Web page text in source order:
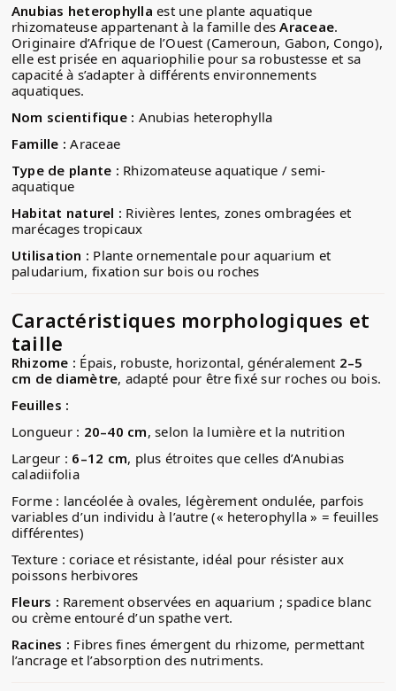
Anubias heterophylla est une plante aquatique
rhizomateuse appartenant à la famille desAraceae.
Originaire d’Afrique de l’Ouest (Cameroun, Gabon, Congo),
elle est prisée en aquariophilie pour sa robustesse et sa
capacité à s’adapter à différents environnements
aquatiques.
Nom scientifique : Anubias heterophylla
Famille : Araceae
Type de plante : Rhizomateuse aquatique / semi-
aquatique
Habitat naturel : Rivières lentes, zones ombragées et
marécages tropicaux
Utilisation : Plante ornementale pour aquarium et
paludarium, fixation sur bois ou roches
Caractéristiques morphologiques et
taille
Rhizome : Épais, robuste, horizontal, généralement 2–5
cm de diamètre, adapté pour être fixé sur roches ou bois.
Feuilles :
Longueur : 20–40 cm, selon la lumière et la nutrition
Largeur : 6–12 cm, plus étroites que celles d’Anubias
caladiifolia
Forme : lancéolée à ovales, légèrement ondulée, parfois
variables d’un individu à l’autre (« heterophylla » = feuilles
différentes)
Texture : coriace et résistante, idéal pour résister aux
poissons herbivores
Fleurs : Rarement observées en aquarium ; spadice blanc
ou crème entouré d’un spathe vert.
Racines : Fibres fines émergent du rhizome, permettant
l’ancrage et l’absorption des nutriments.